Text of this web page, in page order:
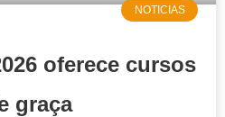
NOTICIAS
oferece cursos
graça